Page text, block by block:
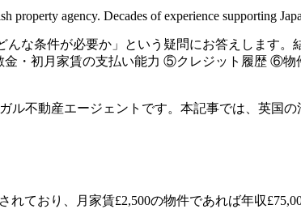
property agency. Decades of experience supporting
んな条件が必要か」という疑問にお答えします
・初月家賃の支払い能力 ⑤クレジット履歴 ⑥物
ル不動産エージェントです。本記事では、英国
ており、月家賃£2,500の物件であれば年収